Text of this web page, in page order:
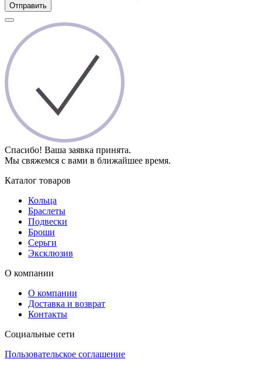
Отправить
Спасибо! Ваша заявка принята.
Мы свяжемся с вами в ближайшее время.
Каталог товаров
Кольца
Браслеты
Подвески
Броши
Серьги
Эксклюзив
О компании
О компании
Доставка и возврат
Контакты
Социальные сети
Пользовательское соглашение